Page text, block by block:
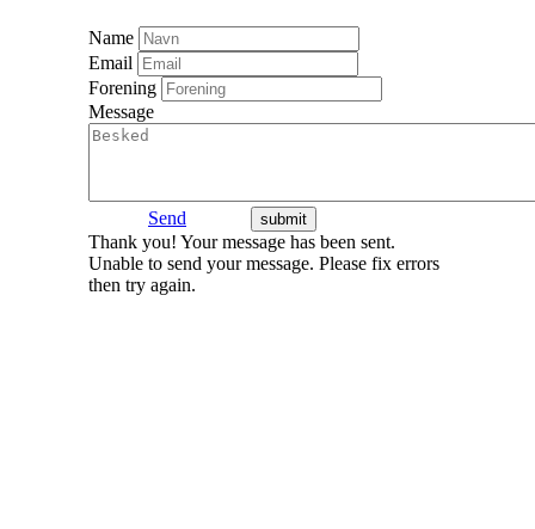
Name
Email
Forening
Message
Send
Thank you! Your message has been sent.
Unable to send your message. Please fix errors
then try again.